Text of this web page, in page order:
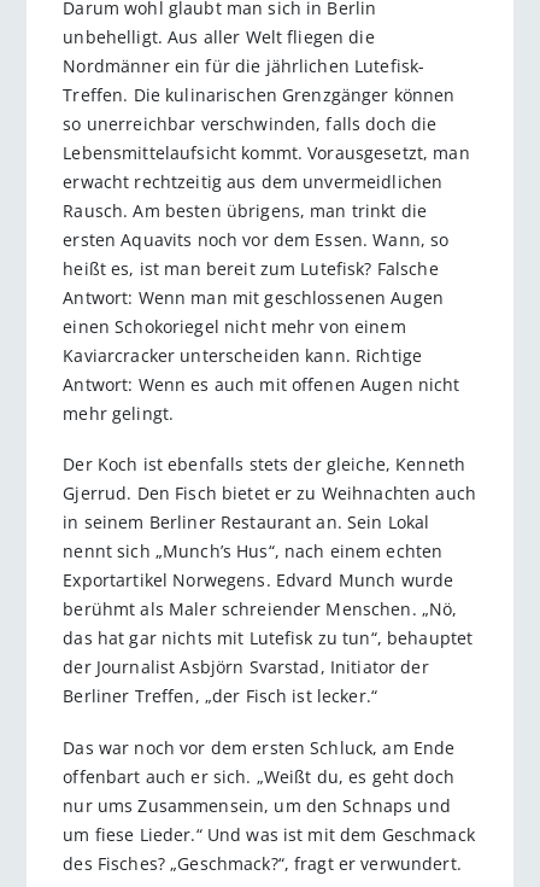
Darum wohl glaubt man sich in Berlin
unbehelligt. Aus aller Welt fliegen die
Nordmänner ein für die jährlichen Lutefisk-
Treffen. Die kulinarischen Grenzgänger können
so unerreichbar verschwinden, falls doch die
Lebensmittelaufsicht kommt. Vorausgesetzt, man
erwacht rechtzeitig aus dem unvermeidlichen
Rausch. Am besten übrigens, man trinkt die
ersten Aquavits noch vor dem Essen. Wann, so
heißt es, ist man bereit zum Lutefisk? Falsche
Antwort: Wenn man mit geschlossenen Augen
einen Schokoriegel nicht mehr von einem
Kaviarcracker unterscheiden kann. Richtige
Antwort: Wenn es auch mit offenen Augen nicht
mehr gelingt.
Der Koch ist ebenfalls stets der gleiche, Kenneth
Gjerrud. Den Fisch bietet er zu Weihnachten auch
in seinem Berliner Restaurant an. Sein Lokal
nennt sich „Munch’s Hus“, nach einem echten
Exportartikel Norwegens. Edvard Munch wurde
berühmt als Maler schreiender Menschen. „Nö,
das hat gar nichts mit Lutefisk zu tun“, behauptet
der Journalist Asbjörn Svarstad, Initiator der
Berliner Treffen, „der Fisch ist lecker.“
Das war noch vor dem ersten Schluck, am Ende
offenbart auch er sich. „Weißt du, es geht doch
nur ums Zusammensein, um den Schnaps und
um fiese Lieder.“ Und was ist mit dem Geschmack
des Fisches? „Geschmack?“, fragt er verwundert.